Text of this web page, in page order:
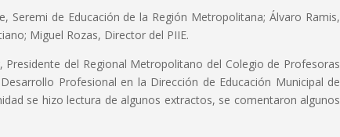
Seremi de Educación de la Región Metropolitana; Álvaro Ramis,
Miguel Rozas, Director del PIIE.
del Regional Metropolitano del Colegio de Profesoras
Profesional en la Dirección de Educación Municipal de
se hizo lectura de algunos extractos, se comentaron algunos